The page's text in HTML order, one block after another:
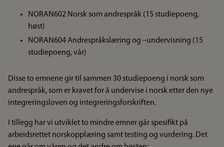
NORAN602 Norsk som andrespråk (15 studiepoeng,
høst)
NORAN604 Andrespråkslæring og –undervisning (15
studiepoeng, vår)
Disse to emnene gir til sammen 30 studiepoeng i norsk som
andrespråk, som er kravet for å undervise i norsk etter den nye
integreringsloven og integreringsforskriften.
I tillegg har vi utviklet to mindre emner går spesifikt på
arbeidsrettet norskopplæring samt testing og vurdering. Det